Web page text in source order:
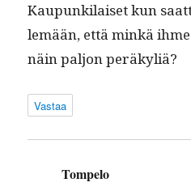
Kaupunki­laiset kun
lemään, että minkä
näin paljon peräkyliä?
Vastaa
Tompelo